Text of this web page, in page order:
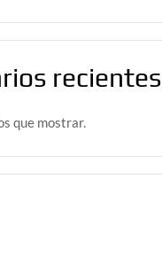
recientes
que mostrar.